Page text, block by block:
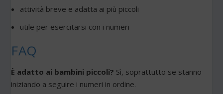
attività breve e adatta ai più piccoli
utile per esercitarsi con i numeri
FAQ
È adatto ai bambini piccoli? Sì, soprattutto se stanno
iniziando a seguire i numeri in ordine.